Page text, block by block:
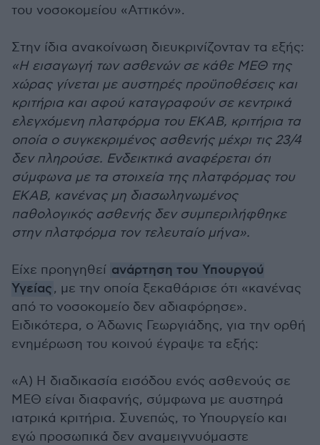
του νοσοκομείου «Αττικόν».
Στην ίδια ανακοίνωση διευκρινίζονταν τα εξής:
«Η εισαγωγή των ασθενών σε κάθε ΜΕΘ της
χώρας γίνεται με αυστηρές προϋποθέσεις και
κριτήρια και αφού καταγραφούν σε κεντρικά
ελεγχόμενη πλατφόρμα του ΕΚΑΒ, κριτήρια τα
οποία ο συγκεκριμένος ασθενής μέχρι τις 23/4
δεν πληρούσε. Ενδεικτικά αναφέρεται ότι
σύμφωνα με τα στοιχεία της πλατφόρμας του
ΕΚΑΒ, κανένας μη διασωληνωμένος
παθολογικός ασθενής δεν συμπεριλήφθηκε
στην πλατφόρμα τον τελευταίο μήνα».
Είχε προηγηθεί ανάρτηση του Υπουργού
Υγείας, με την οποία ξεκαθάρισε ότι «κανένας
από το νοσοκομείο δεν αδιαφόρησε».
Ειδικότερα, ο Άδωνις Γεωργιάδης, για την ορθή
ενημέρωση του κοινού έγραψε τα εξής:
«Α) Η διαδικασία εισόδου ενός ασθενούς σε
ΜΕΘ είναι διαφανής, σύμφωνα με αυστηρά
ιατρικά κριτήρια. Συνεπώς, το Υπουργείο και
εγώ προσωπικά δεν αναμειγνυόμαστε